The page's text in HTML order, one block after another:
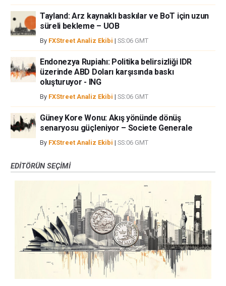
Tayland: Arz kaynaklı baskılar ve BoT için uzun
süreli bekleme – UOB
By FXStreet Analiz Ekibi | SS:06 GMT
Endonezya Rupiahı: Politika belirsizliği IDR
üzerinde ABD Doları karşısında baskı
oluşturuyor - ING
By FXStreet Analiz Ekibi | SS:06 GMT
Güney Kore Wonu: Akış yönünde dönüş
senaryosu güçleniyor – Societe Generale
By FXStreet Analiz Ekibi | SS:06 GMT
EDITÖRÜN SEÇIMI